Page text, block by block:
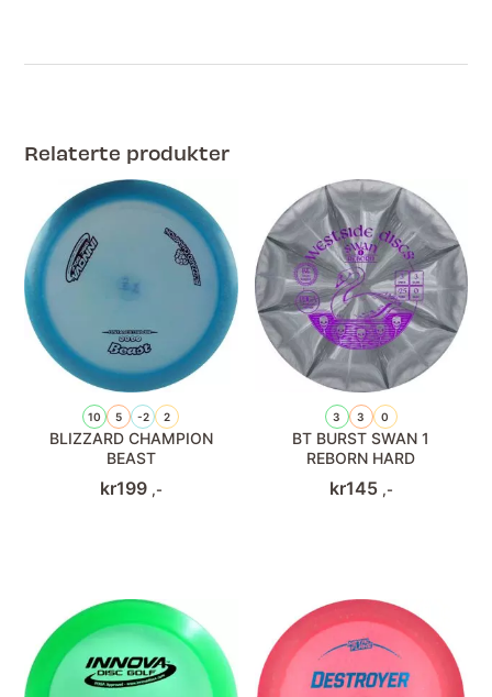
Relaterte produkter
10 5 -2 2
BLIZZARD CHAMPION
BEAST
kr199 ,-
3 3 0
BT BURST SWAN 1
REBORN HARD
kr145 ,-